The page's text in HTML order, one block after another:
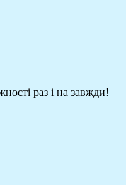
раз і на завжди!